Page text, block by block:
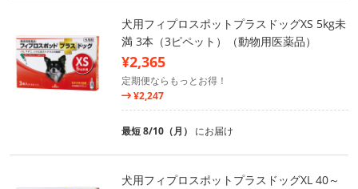
犬用フィプロスポットプラスドッグXS 5kg未
満 3本（3ピペット）（動物用医薬品）
¥2,365
定期便ならもっとお得！
¥2,247
最短 8/10（月） にお届け
犬用フィプロスポットプラスドッグXL 40～